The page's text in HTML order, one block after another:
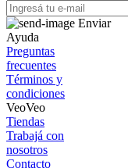
Enviar
Ayuda
Preguntas
frecuentes
Términos y
condiciones
VeoVeo
Tiendas
Trabajá con
nosotros
Contacto